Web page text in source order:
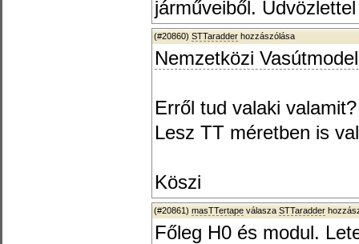
járműveiből.
(#20860) STTaradder hozzászólása
Nemzetközi
Erről tud valaki valamit?
Lesz TT méretben is
Köszi
(#20861) masTTertape válasza STTaradder
Főleg H0 és modul.